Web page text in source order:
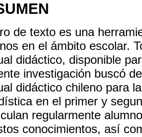
de texto es una
en el ámbito escolar.
didáctico, disponible
investigación buscó
didáctico chileno para
en el primer y
regularmente
conocimientos, así